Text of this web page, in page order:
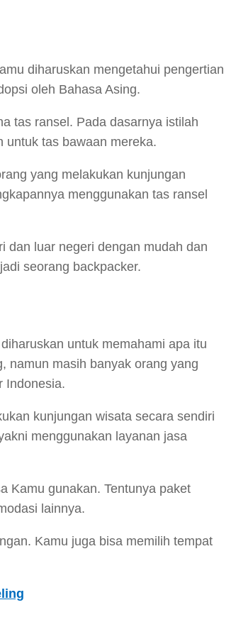
diharuskan mengetahui pengertian
oleh Bahasa Asing.
tas ransel. Pada dasarnya istilah
untuk tas bawaan mereka.
yang melakukan kunjungan
menggunakan tas ransel
dan luar negeri dengan mudah dan
seorang backpacker.
untuk memahami apa itu
namun masih banyak orang yang
Indonesia.
kunjungan wisata secara sendiri
menggunakan layanan jasa
Kamu gunakan. Tentunya paket
lainnya.
Kamu juga bisa memilih tempat